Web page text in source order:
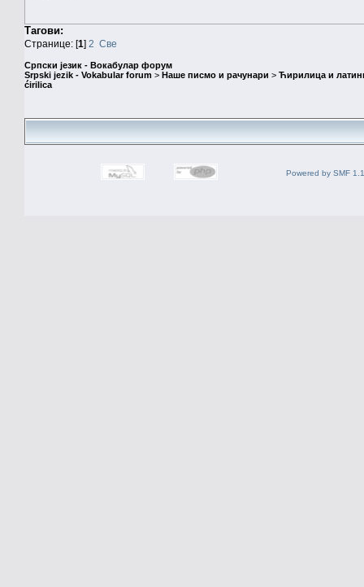
Тагови:
Странице: [1] 2 Све
Српски језик - Вокабулар форум
Srpski jezik - Vokabular forum > Наше писмо и рачунари > Ћирилица и
ćirilica
Powered by SMF